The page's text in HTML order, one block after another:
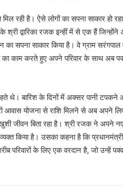
रही है। ऐसे लोगों का सपना साकार हो
द्वारिका रजक इन्हीं में से एक हैं जिन्होंने
सपना साकार किया है। वे ग्राम
का काम करते हुए अपने परिवार के साथ अब
थे। बारिश के दिनों में अक्सर पानी
योजना से राशि मिलने से अब अपने
जीवन बिता रहा है। श्री रजक ने अपने
किया है। उसका कहना है कि
परिवारों के लिए एक वरदान है, जो उन्हें